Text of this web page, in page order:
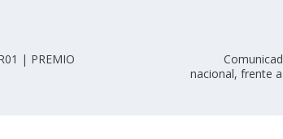
| PREMIO
nacional, frente